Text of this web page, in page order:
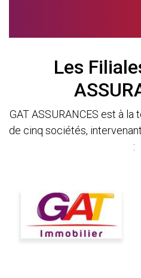
Les
GAT ASSURANCES est à
de cinq sociétés,
: